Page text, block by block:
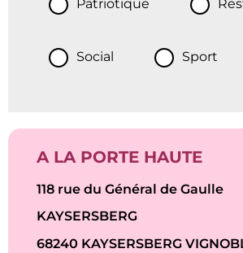
Patriotique
Social Sport
A LA PORTE HAUTE
118 rue du Général de Gaulle
KAYSERSBERG
68240 KAYSERSBERG